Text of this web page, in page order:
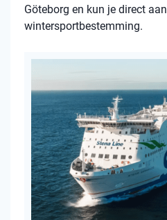
Göteborg en kun je direct
wintersportbestemming.